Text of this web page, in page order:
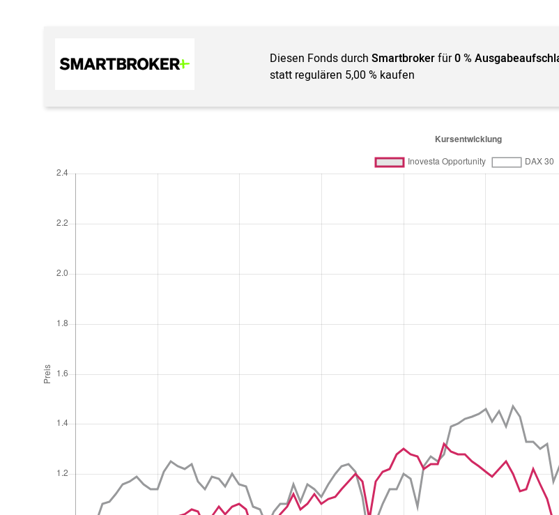
Diesen Fonds durchSmartbrokerfür0 %
statt regulären 5,00 % kaufen